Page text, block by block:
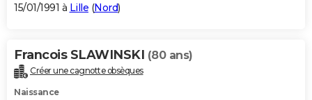
15/01/1991 à Lille (Nord)
Francois SLAWINSKI (80 ans)
Créer une cagnotte obsèques
Naissance